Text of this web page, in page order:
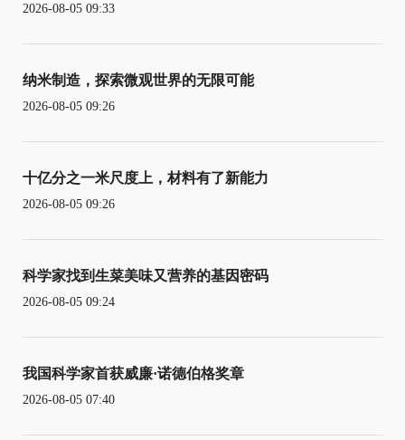
2026-08-05 09:33
纳米制造，探索微观世界的无限可能
2026-08-05 09:26
十亿分之一米尺度上，材料有了新能力
2026-08-05 09:26
科学家找到生菜美味又营养的基因密码
2026-08-05 09:24
我国科学家首获威廉·诺德伯格奖章
2026-08-05 07:40